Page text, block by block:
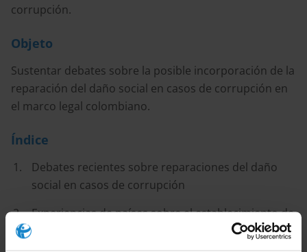
corrupción.
Objeto
Sustentar debates sobre la posible incorporación de la
reparación del daño social en casos de corrupción en
el marco legal colombiano.
Índice
Debates recientes sobre reparaciones del daño
social en casos de corrupción
Experiencias de países sobre el establecimiento de
la reparación del daño social en casos de